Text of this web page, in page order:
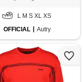
L M S XL XS
OFFICIAL
Autry